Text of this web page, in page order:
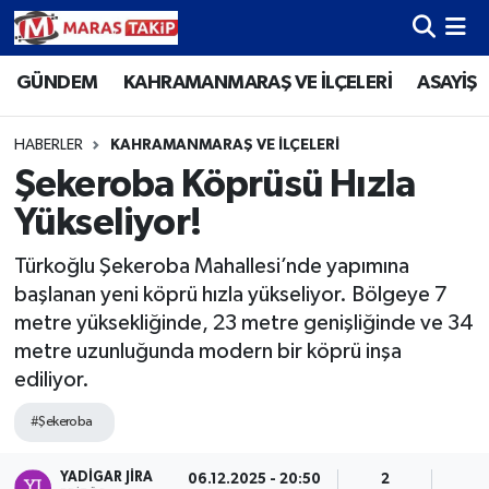
GÜNDEM KAHRAMANMARAŞ VE İLÇELERİ ASAYİŞ
HABERLER KAHRAMANMARAŞ VE İLÇELERİ
Şekeroba Köprüsü Hızla
Yükseliyor!
Türkoğlu Şekeroba Mahallesi’nde yapımına
başlanan yeni köprü hızla yükseliyor. Bölgeye 7
metre yüksekliğinde, 23 metre genişliğinde ve 34
metre uzunluğunda modern bir köprü inşa
ediliyor.
#Şekeroba
YADIGAR JIRA 06.12.2025 - 20:50 2
Kahramanmaraş Nöbetçi Eczaneler
Kahramanmaraş Hava Durumu
Kahramanmaraş Namaz Vakitleri
Süper Lig Puan Durumu ve Fikstür
Tüm Manşetler
Son Dakika Haberleri
Haber Arşivi